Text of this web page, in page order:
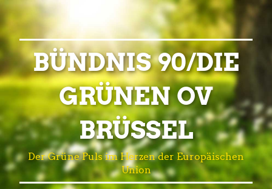
BÜNDNIS 90/DIE
GRÜNEN OV
BRÜSSEL
Der Grüne Puls im Herzen der Europäischen
Union